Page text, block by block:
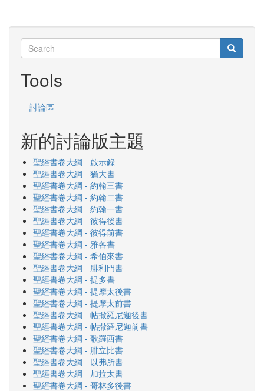
Search
Search Search
Tools
討論區
新的討論版主題
聖經書卷大綱 - 啟示錄
聖經書卷大綱 - 猶大書
聖經書卷大綱 - 約翰三書
聖經書卷大綱 - 約翰二書
聖經書卷大綱 - 約翰一書
聖經書卷大綱 - 彼得後書
聖經書卷大綱 - 彼得前書
聖經書卷大綱 - 雅各書
聖經書卷大綱 - 希伯來書
聖經書卷大綱 - 腓利門書
聖經書卷大綱 - 提多書
聖經書卷大綱 - 提摩太後書
聖經書卷大綱 - 提摩太前書
聖經書卷大綱 - 帖撒羅尼迦後書
聖經書卷大綱 - 帖撒羅尼迦前書
聖經書卷大綱 - 歌羅西書
聖經書卷大綱 - 腓立比書
聖經書卷大綱 - 以弗所書
聖經書卷大綱 - 加拉太書
聖經書卷大綱 - 哥林多後書